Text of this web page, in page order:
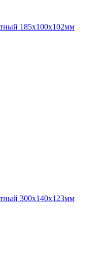
185х100х102мм
300х140х123мм